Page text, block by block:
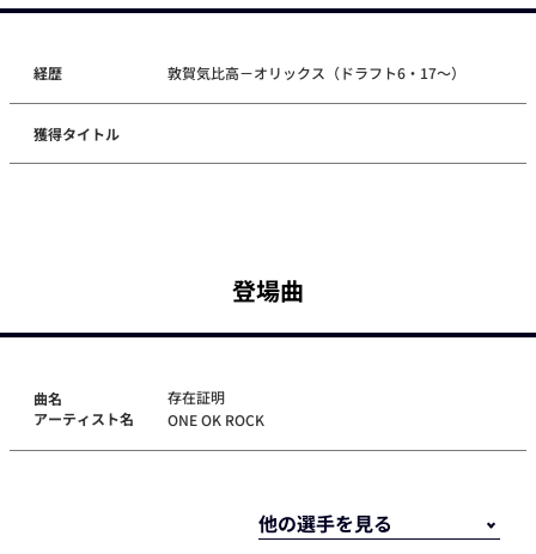
経歴 敦賀気比高－オリックス（ドラフト6・17～）
獲得タイトル
登場曲
曲名
アーティスト名
存在証明
ONE OK ROCK